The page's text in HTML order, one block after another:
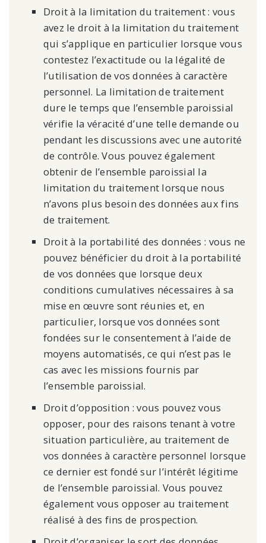
Droit à la limitation du traitement : vous
avez le droit à la limitation du traitement
qui s’applique en particulier lorsque vous
contestez l’exactitude ou la légalité de
l’utilisation de vos données à caractère
personnel. La limitation de traitement
dure le temps que l’ensemble paroissial
vérifie la véracité d’une telle demande ou
pendant les discussions avec une autorité
de contrôle. Vous pouvez également
obtenir de l’ensemble paroissial la
limitation du traitement lorsque nous
n’avons plus besoin des données aux fins
de traitement.
Droit à la portabilité des données : vous ne
pouvez bénéficier du droit à la portabilité
de vos données que lorsque deux
conditions cumulatives nécessaires à sa
mise en œuvre sont réunies et, en
particulier, lorsque vos données sont
fondées sur le consentement à l’aide de
moyens automatisés, ce qui n’est pas le
cas avec les missions fournis par
l’ensemble paroissial.
Droit d’opposition : vous pouvez vous
opposer, pour des raisons tenant à votre
situation particulière, au traitement de
vos données à caractère personnel lorsque
ce dernier est fondé sur l’intérêt légitime
de l’ensemble paroissial. Vous pouvez
également vous opposer au traitement
réalisé à des fins de prospection.